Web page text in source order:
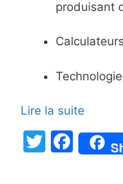
produisant
Lire la suite
T
F
a